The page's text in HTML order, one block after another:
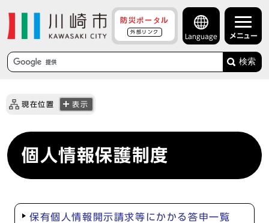
防災ポータル
外部リンク
Language メニュー
検索
現在位置 表示
個人情報保護制度
保有個人情報開示請求等にかかる答申一覧